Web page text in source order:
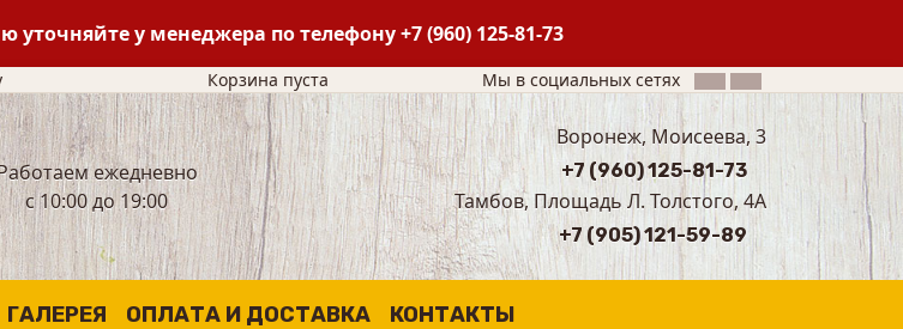
уточняйте у менеджера по телефону+7 (960) 125-81-73
Корзина пуста Мы в социальных сетях
ежедневно
с 10:00 до 19:00
Воронеж, Моисеева, 3
+7 (960) 125-81-73
Тамбов, Площадь Л. Толстого, 4А
+7 (905) 121-59-89
ГАЛЕРЕЯ ОПЛАТА И ДОСТАВКА КОНТАКТЫ